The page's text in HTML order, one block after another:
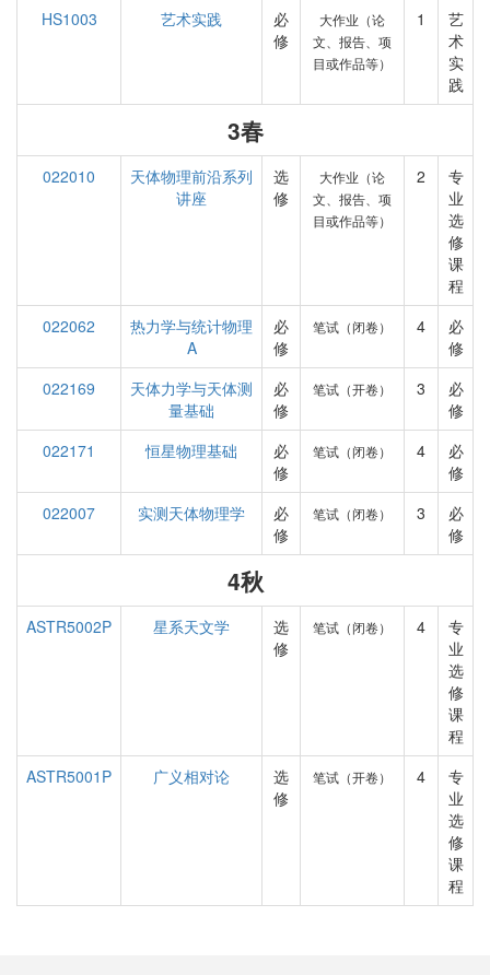
HS1003
艺术实践
必
修
大作业（论
文、报告、项
目或作品等）
1
艺
术
实
践
3春
022010
天体物理前沿系列
讲座
选
修
大作业（论
文、报告、项
目或作品等）
2
专
业
选
修
课
程
022062
热力学与统计物理
A
必
修
笔试（闭卷） 4
必
修
022169
天体力学与天体测
量基础
必
修
笔试（开卷） 3
必
修
022171
恒星物理基础
必
修
笔试（闭卷） 4
必
修
022007
实测天体物理学
必
修
笔试（闭卷） 3
必
修
4秋
ASTR5002P 星系天文学
选
修
笔试（闭卷） 4
专
业
选
修
课
程
ASTR5001P
广义相对论
选
修
笔试（开卷） 4
专
业
选
修
课
程